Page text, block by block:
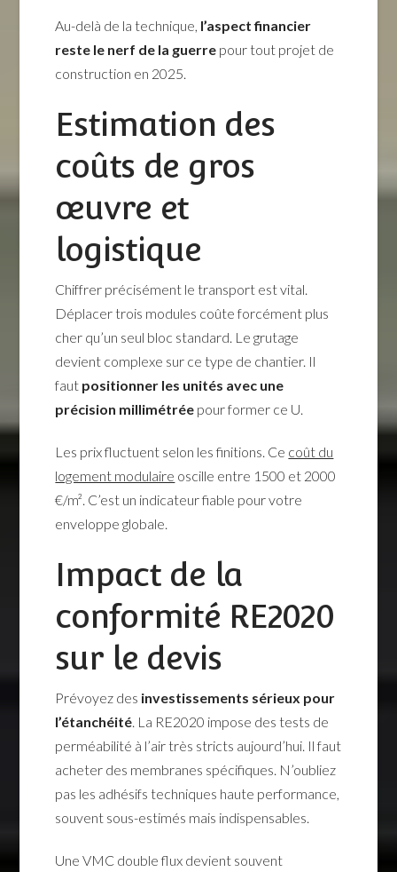
Au-delà de la technique, l’aspect financier
reste le nerf de la guerre pour tout projet de
construction en 2025.
Estimation des
coûts de gros
œuvre et
logistique
Chiffrer précisément le transport est vital.
Déplacer trois modules coûte forcément plus
cher qu’un seul bloc standard. Le grutage
devient complexe sur ce type de chantier. Il
faut positionner les unités avec une
précision millimétrée pour former ce U.
Les prix fluctuent selon les finitions. Ce coût du
logement modulaire oscille entre 1500 et 2000
€/m². C’est un indicateur fiable pour votre
enveloppe globale.
Impact de la
conformité RE2020
sur le devis
Prévoyez des investissements sérieux pour
l’étanchéité. La RE2020 impose des tests de
perméabilité à l’air très stricts aujourd’hui. Il faut
acheter des membranes spécifiques. N’oubliez
pas les adhésifs techniques haute performance,
souvent sous-estimés mais indispensables.
Une VMC double flux devient souvent